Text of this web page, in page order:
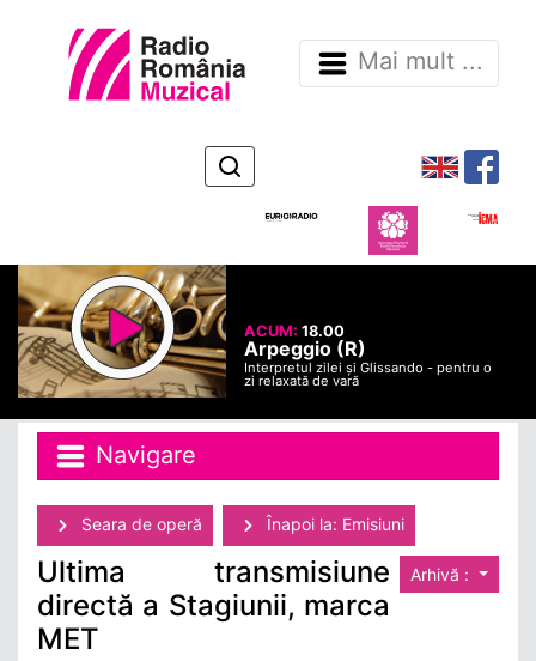
Mai mult ...
ACUM:18.00
Arpeggio (R)
Interpretul zilei și Glissando - pentru o
zi relaxată de vară
Navigare
Seara de operă Înapoi la: Emisiuni
Arhivă :
Ultima transmisiune
directă a Stagiunii, marca
MET